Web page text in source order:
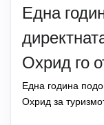
Една
Охрид го
Една година
Охрид за